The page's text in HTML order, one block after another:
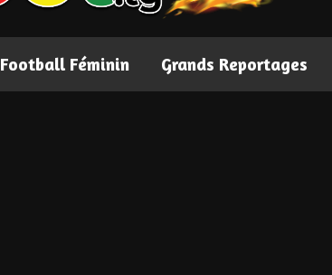
Football Féminin Grands Reportages